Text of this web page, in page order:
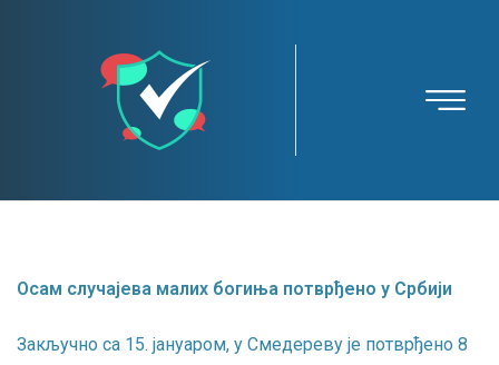
Осам случајева малих богиња потврђено у Србији
Закључно са 15. јануаром, у Смедереву је потврђено 8